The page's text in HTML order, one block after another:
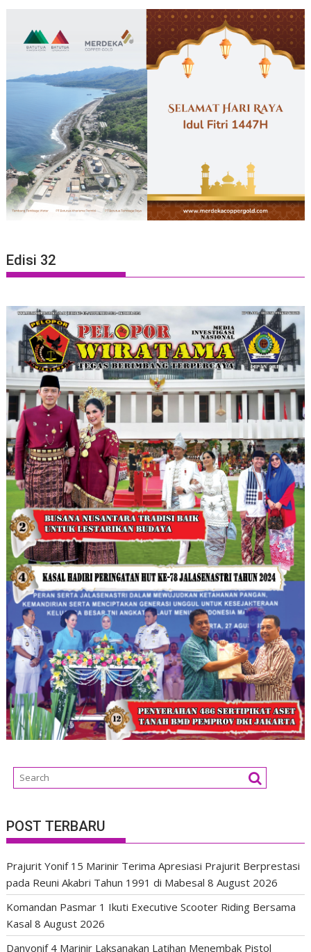
Edisi 32
POST TERBARU
Prajurit Yonif 15 Marinir Terima Apresiasi Prajurit Berprestasi
pada Reuni Akabri Tahun 1991 di Mabesal 8 August 2026
Komandan Pasmar 1 Ikuti Executive Scooter Riding Bersama
Kasal 8 August 2026
Danyonif 4 Marinir Laksanakan Latihan Menembak Pistol